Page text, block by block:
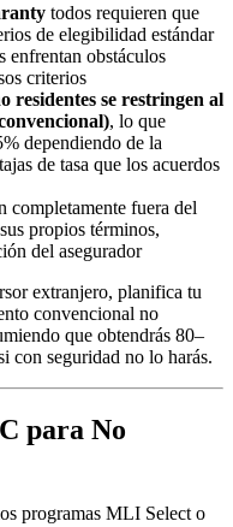
todos requieren que
de elegibilidad estándar
enfrentan obstáculos
criterios
residentes se restringen al
, lo que
dependiendo de la
de tasa que los acuerdos
completamente fuera del
propios términos,
del asegurador
extranjero, planifica tu
convencional no
que obtendrás 80–
seguridad no lo harás.
para No
programas MLI Select o